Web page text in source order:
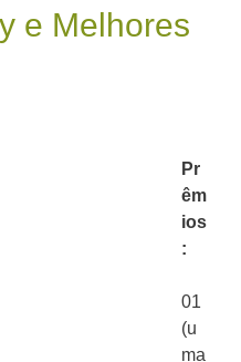
e Melhores
Pr
êm
ios
:
01
(u
ma